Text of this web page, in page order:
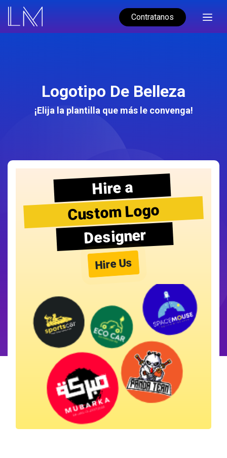
Contratanos
Logotipo De Belleza
¡Elija la plantilla que más le convenga!
Hire a
Custom Logo
Designer
Hire Us